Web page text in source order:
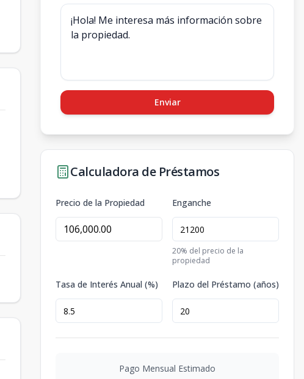
Enviar
Calculadora de Préstamos
Precio de la Propiedad Enganche
20% del precio de la
propiedad
Tasa de Interés Anual (%) Plazo del Préstamo (años)
Pago Mensual Estimado